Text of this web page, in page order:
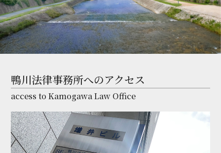
鴨川法律事務所へのアクセス
access to Kamogawa Law Office